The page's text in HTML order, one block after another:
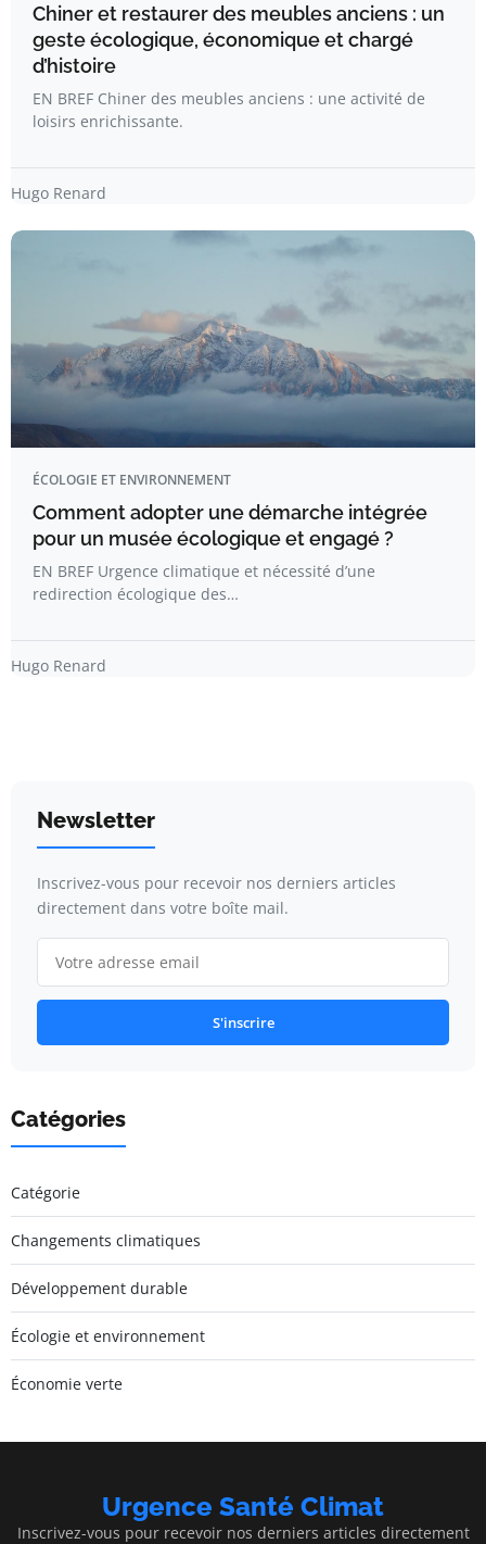
Chiner et restaurer des meubles anciens : un
geste écologique, économique et chargé
d’histoire
EN BREF Chiner des meubles anciens : une activité de
loisirs enrichissante.
Hugo Renard
ÉCOLOGIE ET ENVIRONNEMENT
Comment adopter une démarche intégrée
pour un musée écologique et engagé ?
EN BREF Urgence climatique et nécessité d’une
redirection écologique des…
Hugo Renard
Newsletter
Inscrivez-vous pour recevoir nos derniers articles
directement dans votre boîte mail.
S'inscrire
Catégories
Catégorie
Changements climatiques
Développement durable
Écologie et environnement
Économie verte
Urgence Santé Climat
Inscrivez-vous pour recevoir nos derniers articles directement